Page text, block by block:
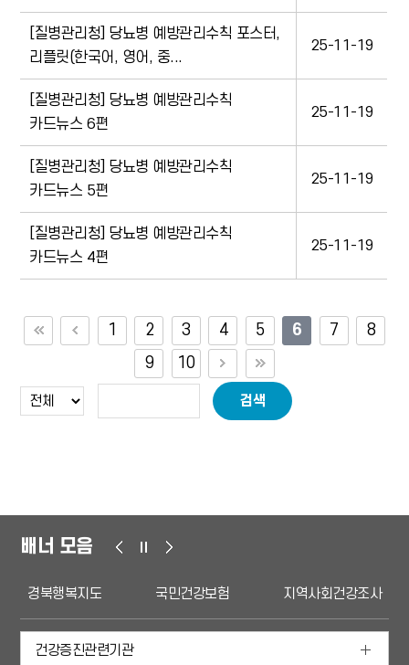
[질병관리청] 당뇨병 예방관리수칙 포스터,
리플릿(한국어, 영어, 중...
25-11-19
[질병관리청] 당뇨병 예방관리수칙
카드뉴스 6편
25-11-19
[질병관리청] 당뇨병 예방관리수칙
카드뉴스 5편
25-11-19
[질병관리청] 당뇨병 예방관리수칙
카드뉴스 4편
25-11-19
1 2 3 4 5 6 7
8
9
10
검색
배너 모음
경북행복지도 국민건강보험 지역사회건강조사
건강증진관련기관